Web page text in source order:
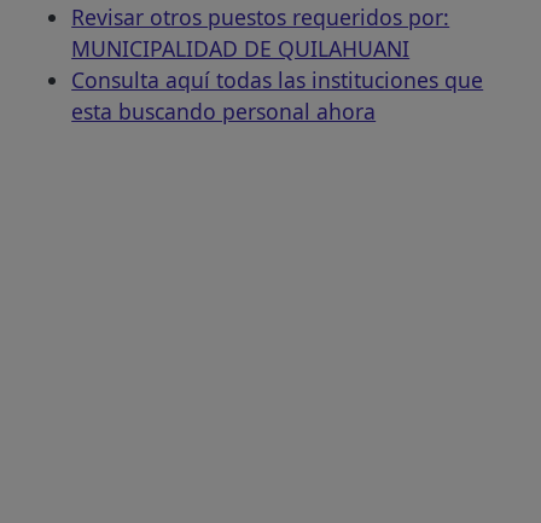
Revisar otros puestos requeridos por:
MUNICIPALIDAD DE QUILAHUANI
Consulta aquí todas las instituciones que
esta buscando personal ahora